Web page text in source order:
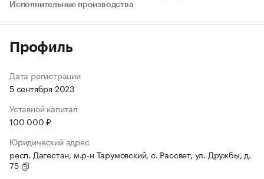
Исполнительные производства
Профиль
Дата регистрации
5 сентября 2023
Уставной капитал
100 000 ₽
Юридический адрес
респ. Дагестан, м.р-н Тарумовский, с. Рассвет, ул. Дружбы, д.
75